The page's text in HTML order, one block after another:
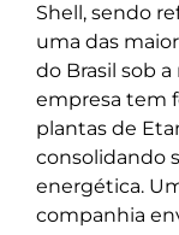
Shell, sendo
uma das
do Brasil sob
empresa tem
plantas de
consolidando
energética.
companhia